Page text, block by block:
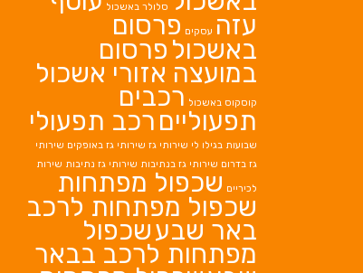
סלולר באשכול
עזה עסקים פרסום
באשכול פרסום
במועצה אזורי אשכול
קוסקוס באשכול רכבים
תפעוליים רכב תפעולי
שבועות בגילו לי שירותי גז שירותי גז באופקים שירותי
גז בדרום שירותי גז בנתיבות שירותי גז נתיבות שירות
לכיריים שכפול מפתחות
שכפול מפתחות לרכב
באר שבעשכפול
מפתחות לרכב בבאר